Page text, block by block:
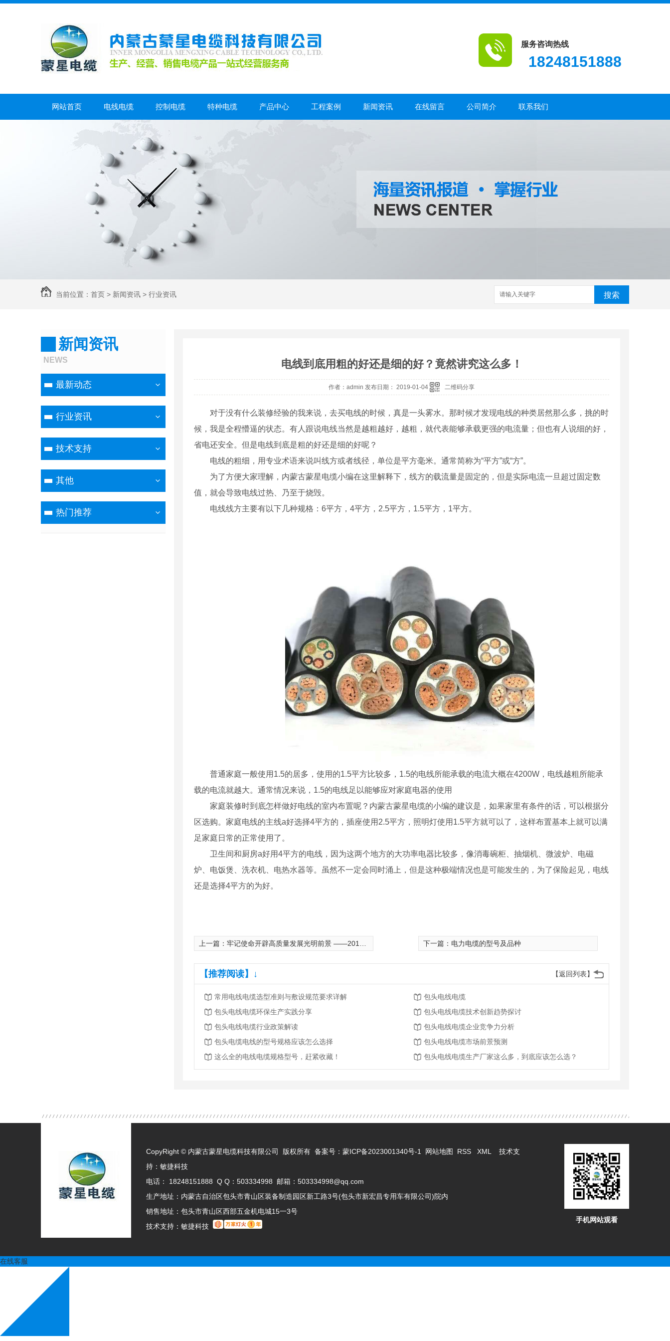
服务咨询热线
18248151888
网站首页 电线电缆 控制电缆 特种电缆 产品中心 工程案例 新闻资讯 在线留言 公司简介 联系我们
当前位置： 首页 > 新闻资讯 > 行业资讯 搜索
新闻资讯
NEWS
最新动态
行业资讯
技术支持
其他
热门推荐
电线到底用粗的好还是细的好？竟然讲究这么多！
作者：admin 发布日期： 2019-01-04 二维码分享
对于没有什么装修经验的我来说，去买电线的时候，真是一头雾水。那时候才发现电线的种类居然那么多，挑的时
候，我是全程懵逼的状态。有人跟说电线当然是越粗越好，越粗，就代表能够承载更强的电流量；但也有人说细的好，
省电还安全。 但是电线到底是粗的好还是细的好呢？
电线的粗细，用专业术语来说叫线方或者线径，单位是平方毫米。通常简称为“平方”或“方”。
为了方便大家理解，内蒙古蒙星电缆小编在这里解释下，线方的载流量是固定的，但是实际电流一旦超过固定数
值，就会导致电线过热、乃至于烧毁。
电线线方主要有以下几种规格：6平方，4平方，2.5平方，1.5平方，1平方。
普通家庭一般使用1.5的居多，使用的1.5平方比较多，1.5的电线所能承载的电流大概在4200W，电线越粗所能承
载的电流就越大。通常情况来说，1.5的电线足以能够应对家庭电器的使用
家庭装修时到底怎样做好电线的室内布置呢？内蒙古蒙星电缆的小编的建议是，如果家里有条件的话，可以根据分
区选购。家庭电线的主线a好选择4平方的，插座使用2.5平方，照明灯使用1.5平方就可以了，这样布置基本上就可以满
足家庭日常的正常使用了。
卫生间和厨房a好用4平方的电线，因为这两个地方的大功率电器比较多，像消毒碗柜、抽烟机、微波炉、电磁
炉、电饭煲、洗衣机、电热水器等。虽然不一定会同时涌上，但是这种极端情况也是可能发生的，为了保险起见，电线
还是选择4平方的为好。
上一篇： 牢记使命开辟高质量发展光明前景 ——2018年内蒙古经济发展述评 下一篇： 电力电缆的型号及品种
【返回列表】
【推荐阅读】↓
常用电线电缆选型准则与敷设规范要求详解
包头电线电缆
包头电线电缆环保生产实践分享
包头电线电缆技术创新趋势探讨
包头电线电缆行业政策解读
包头电线电缆企业竞争力分析
包头电缆电线的型号规格应该怎么选择
包头电线电缆市场前景预测
这么全的电线电缆规格型号，赶紧收藏！
包头电线电缆生产厂家这么多，到底应该怎么选？
CopyRight © 内蒙古蒙星电缆科技有限公司 版权所有 备案号： 蒙ICP备2023001340号-1 网站地图 RSS XML
技术支
持： 敏捷科技
电话： 18248151888 Q Q：503334998 邮箱：503334998@qq.com
生产地址：内蒙古自治区包头市青山区装备制造园区新工路3号(包头市新宏昌专用车有限公司)院内
销售地址：包头市青山区西部五金机电城15一3号
技术支持： 敏捷科技
手机网站观看
在线客服